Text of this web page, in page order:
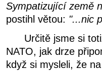
Sympatizující země
postihl větou: "...nic
Určitě jsme si totiž
NATO, jak drze
když si mysleli, že